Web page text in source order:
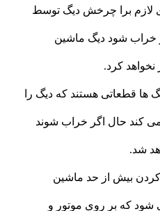
لازم برا چرخش دیگ توسط
خراب شود دیگ ماشین
کرد.
ها قطعاتی هستند که دیگ را
کند حال اگر خراب شوند
شد.
کردن بیش از حد ماشین
که بر روی موتور و